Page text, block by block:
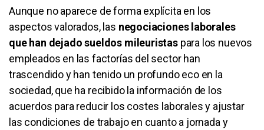
Aunque no aparece de forma explícita en los
aspectos valorados, las negociaciones laborales
que han dejado sueldos mileuristaspara los nuevos
empleados en las factorías del sector han
trascendido y han tenido un profundo eco en la
sociedad, que ha recibido la información de los
acuerdos para reducir los costes laborales y ajustar
las condiciones de trabajo en cuanto a jornada y